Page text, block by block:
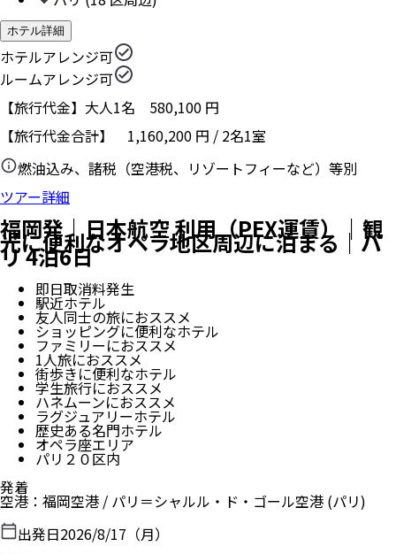
ホテル詳細
ホテルアレンジ可
ルームアレンジ可
【旅行代金】大人1名 580,100 円
【旅行代金合計】 1,160,200 円 / 2名1室
燃油込み、諸税（空港税、リゾートフィーなど）等別
ツアー詳細
福岡発｜日本航空 利用（PEX運賃）｜観
光に便利なオペラ地区周辺に泊まる｜パ
リ 4泊6日
即日取消料発生
駅近ホテル
友人同士の旅におススメ
ショッピングに便利なホテル
ファミリーにおススメ
1人旅におススメ
街歩きに便利なホテル
学生旅行におススメ
ハネムーンにおススメ
ラグジュアリーホテル
歴史ある名門ホテル
オペラ座エリア
パリ２０区内
発着
空港 ： 福岡空港 / パリ＝シャルル・ド・ゴール空港 (パリ)
出発日2026/8/17（月）